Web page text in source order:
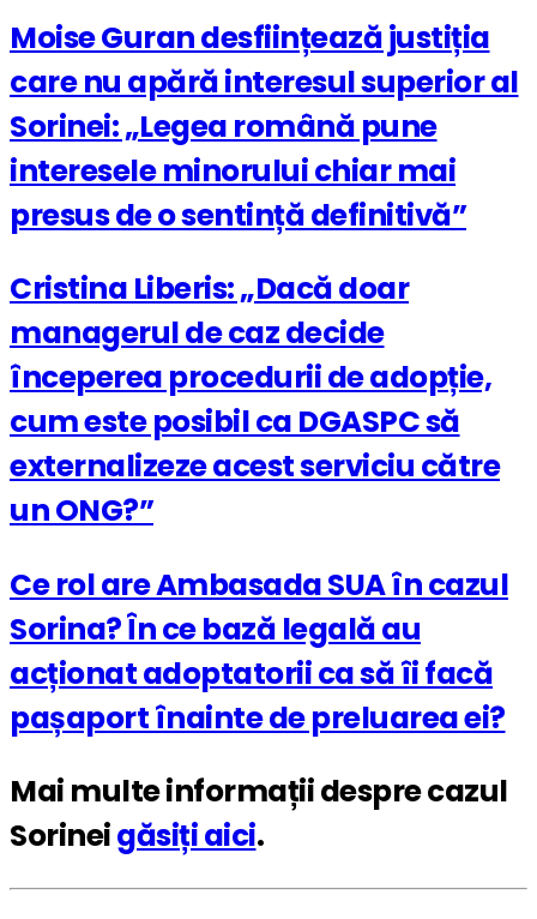
Moise Guran desființează justiția
care nu apără interesul superior al
Sorinei: „Legea română pune
interesele minorului chiar mai
presus de o sentință definitivă”
Cristina Liberis: „Dacă doar
managerul de caz decide
începerea procedurii de adopție,
cum este posibil ca DGASPC să
externalizeze acest serviciu către
un ONG?”
Ce rol are Ambasada SUA în cazul
Sorina? În ce bază legală au
acționat adoptatorii ca să îi facă
pașaport înainte de preluarea ei?
Mai multe informații despre cazul
Sorineigăsiți aici.